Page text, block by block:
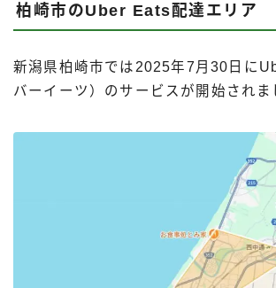
柏崎市のUber Eats配達エリア
新潟県柏崎市では2025年7月30日に
バーイーツ）のサービスが開始されま